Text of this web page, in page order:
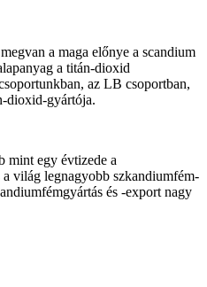
a maga előnye a scandium
a titán-dioxid
az LB csoportban,
dioxid-gyártója.
mint egy évtizede a
világ legnagyobb szkandiumfém-
és -export nagy